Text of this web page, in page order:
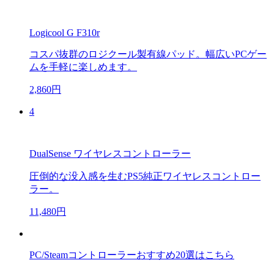
Logicool G F310r
コスパ抜群のロジクール製有線パッド。幅広いPCゲー
ムを手軽に楽しめます。
2,860円
4
DualSense ワイヤレスコントローラー
圧倒的な没入感を生むPS5純正ワイヤレスコントロー
ラー。
11,480円
PC/Steamコントローラーおすすめ20選はこちら